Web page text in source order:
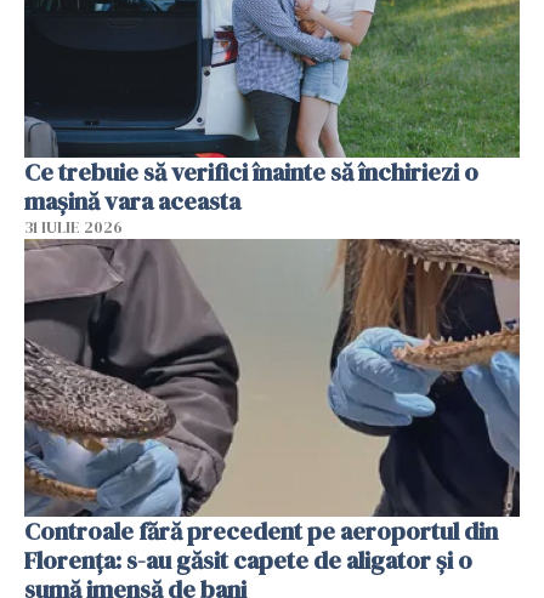
Ce trebuie să verifici înainte să închiriezi o
mașină vara aceasta
31 IULIE 2026
Controale fără precedent pe aeroportul din
Florența: s-au găsit capete de aligator și o
sumă imensă de bani